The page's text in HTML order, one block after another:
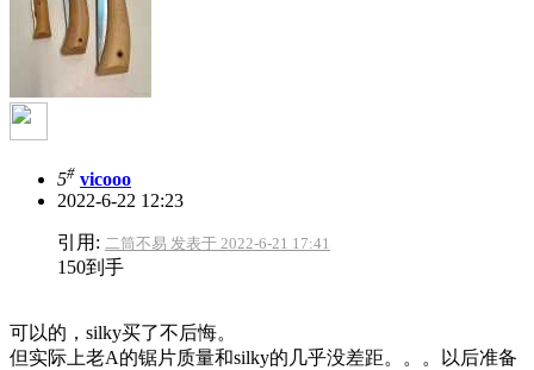
5# vicooo
2022-6-22 12:23
引用: 二筒不易 发表于 2022-6-21 17:41
150到手
可以的，silky买了不后悔。
但实际上老A的锯片质量和silky的几乎没差距。。。以后准备